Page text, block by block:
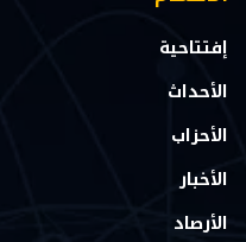
إفتتاحية
الأحداث
الأحزاب
الأخبار
الأرصاد